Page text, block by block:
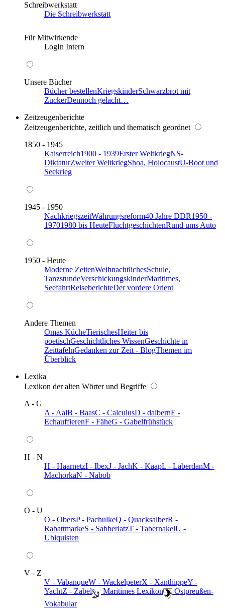
Schreibwerkstatt
Die Schreibwerkstatt
Für Mitwirkende
LogIn Intern
Unsere Bücher
Bücher bestellenKriegskinderSchwarzbrot mit
ZuckerDennoch gelacht…
Zeitzeugenberichte
Zeitzeugenberichte, zeitlich und thematisch geordnet
1850 - 1945
Kaiserreich1900 - 1939Erster WeltkriegNS-
DiktaturZweiter WeltkriegShoa, HolocaustU-Boot und
Seekrieg
1945 - 1950
NachkriegszeitWährungsreform40 Jahre DDR1950 -
19701980 bis HeuteFluchtgeschichtenRund ums Auto
1950 - Heute
Moderne ZeitenWeihnachtlichesSchule,
TanzstundeVerschickungskinderMaritimes,
SeefahrtReiseberichteDer vordere Orient
Andere Themen
Omas KücheTierischesHeiter bis
poetischGeschichtliches WissenGeschichte in
ZeittafelnGedanken zur Zeit - BlogThemen im
Überblick
Lexika
Lexikon der alten Wörter und Begriffe
A - G
A - AalB - BaasC - CalculusD - dalbernE -
EchauffierenF - FäheG - Gabelfrühstück
H - N
H - HaarnetzI - IbexJ - JachK - KaapL - LaberdanM -
MachorkaN - Nabob
O - U
O - ObersP - PachulkeQ - QuacksalberR -
RabattmarkeS - SabberlatzT - TabernakelU -
Ubiquisten
V - Z
V - VabanqueW - WackelpeterX - XanthippeY -
YachtZ - Zabel ️ Maritimes Lexikon
️ Ostpreußen-
Vokabular